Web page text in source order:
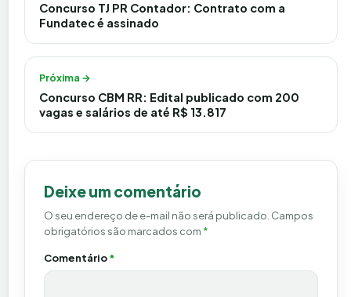
Concurso TJ PR Contador: Contrato com a
Fundatec é assinado
Próxima →
Concurso CBM RR: Edital publicado com 200
vagas e salários de até R$ 13.817
Deixe um comentário
O seu endereço de e-mail não será publicado. Campos
obrigatórios são marcados com *
Comentário*